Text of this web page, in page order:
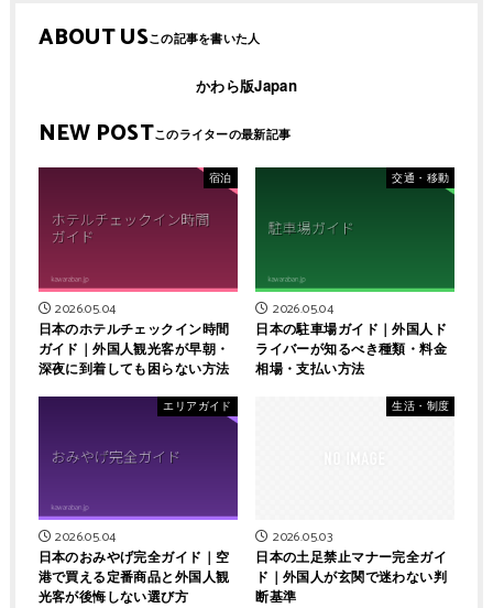
ABOUT US
かわら版Japan
NEW POST
宿泊
2026.05.04
日本のホテルチェックイン時間
ガイド｜外国人観光客が早朝・
深夜に到着しても困らない方法
交通・移動
2026.05.04
日本の駐車場ガイド｜外国人ド
ライバーが知るべき種類・料金
相場・支払い方法
エリアガイド
2026.05.04
日本のおみやげ完全ガイド｜空
港で買える定番商品と外国人観
光客が後悔しない選び方
生活・制度
2026.05.03
日本の土足禁止マナー完全ガイ
ド｜外国人が玄関で迷わない判
断基準